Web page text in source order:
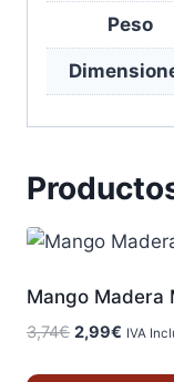
Peso
Mango Madera
3,74€ El
2,99€ El
IVA